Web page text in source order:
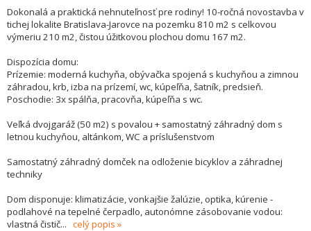
Dokonalá a praktická nehnuteľnosť pre rodiny! 10-ročná novostavba v
tichej lokalite Bratislava-Jarovce na pozemku 810 m2 s celkovou
výmeriu 210 m2, čistou úžitkovou plochou domu 167 m2.
Dispozícia domu:
Prízemie: moderná kuchyňa, obývačka spojená s kuchyňou a zimnou
záhradou, krb, izba na prízemí, wc, kúpeľňa, šatník, predsieň.
Poschodie: 3x spálňa, pracovňa, kúpeľňa s wc.
Veľká dvojgaráž (50 m2) s povalou + samostatný záhradný dom s
letnou kuchyňou, altánkom, WC a príslušenstvom
Samostatný záhradný domček na odloženie bicyklov a záhradnej
techniky
Dom disponuje: klimatizácie, vonkajšie žalúzie, optika, kúrenie -
podlahové na tepelné čerpadlo, autonómne zásobovanie vodou:
vlastná čistič... celý popis